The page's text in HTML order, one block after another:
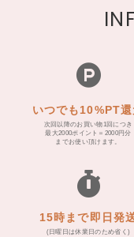
いつでも10%PT還
次回以降のお買い物1回につき
最大2000ポイント＝2000円分
までお使い頂けます。
15時まで即日発
(日曜日は休業日のため省く)